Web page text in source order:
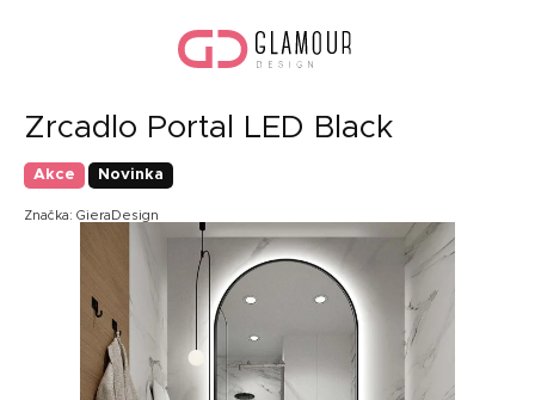
Zrcadlo Portal LED Black
Akce Novinka
Značka: GieraDesign